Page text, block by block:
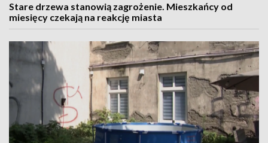
Stare drzewa stanowią zagrożenie. Mieszkańcy od
miesięcy czekają na reakcję miasta